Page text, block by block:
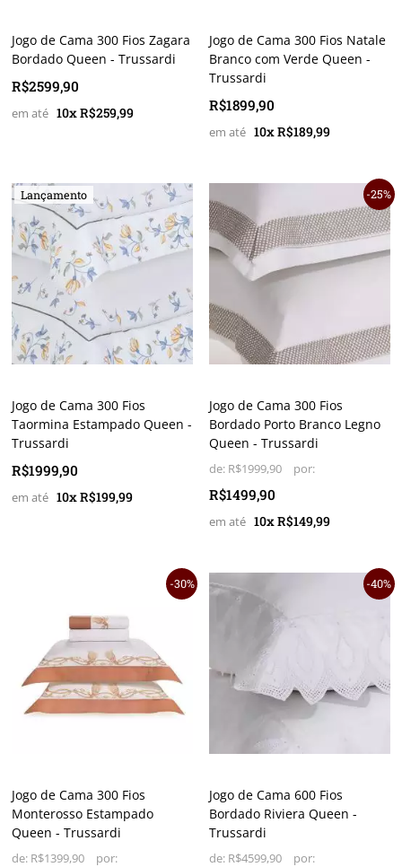
Jogo de Cama 300 Fios Zagara
Bordado Queen - Trussardi
R$2599,90
10x R$259,99
Jogo de Cama 300 Fios Natale
Branco com Verde Queen -
Trussardi
R$1899,90
10x R$189,99
Lançamento
Jogo de Cama 300 Fios
Taormina Estampado Queen -
Trussardi
R$1999,90
10x R$199,99
Jogo de Cama 300 Fios
Bordado Porto Branco Legno
Queen - Trussardi
de: R$1999,90
R$1499,90
10x R$149,99
25%
Jogo de Cama 300 Fios
Monterosso Estampado
Queen - Trussardi
de: R$1399,90
30%
Jogo de Cama 600 Fios
Bordado Riviera Queen -
Trussardi
de: R$4599,90
40%